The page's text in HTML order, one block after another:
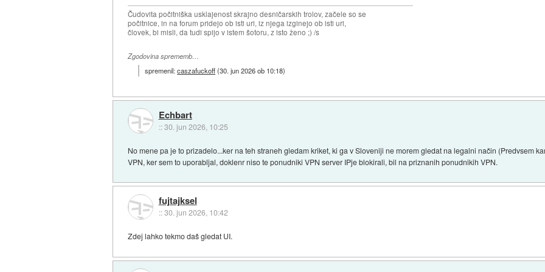
Čudovita počitniška usklajenost skrajno desničarskih trolov, začele so se
počitnice, in na forum pridejo ob isti uri, iz njega izginejo ob isti uri,
človek, bi misli, da tudi spijo v istem šotoru, z isto ženo ;) /s
Zgodovina sprememb…
spremenil:caszafuckoff(30. jun 2026 ob 10:18)
Echbart
::30. jun 2026, 10:25
No mene pa je to prizadelo...ker na teh straneh gledam kriket, ki ga v Sloveniji ne morem gledat na legalni način (Predvsem
VPN, ker sem to uporabljal, doklenr niso te ponudniki VPN server IPje blokirali, bil na priznanih ponudnikih VPN.
fujtajksel
::30. jun 2026, 10:42
Zdej lahko tekmo daš gledat UI.